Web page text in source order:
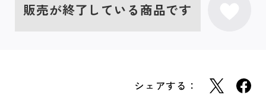
販売が終了している商品です
シェアする：